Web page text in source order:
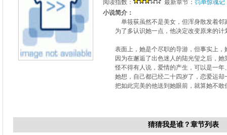
阅读指数：
最新章节： 罚单惊魂
小说简介：
单筱荻虽然不是美女，但浑身散发着邻
为了多认识她一点，他决定改变原来的计
表面上，她是个尽职的导游，但事实上，
因为在邂逅了出色迷人的陆光玺之后，她
怪不得有人说，爱情的产生，可以是一年
她想，自己都已经二十四岁了，恋爱运却
把如此完美的他送到她眼前，就算她不敢
猜猜我是谁？章节列表